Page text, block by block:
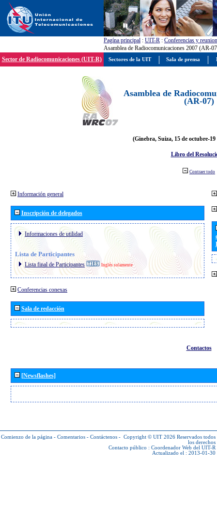
Pagína principal : UIT-R : Conferencias y
Asamblea de Radiocomunicaciones 2007 (AR-
Sector de Radiocomunicaciones (UIT-R)
Asamblea de
(AR-07)
(Ginebra, Suiza, 15 de octubre-19
Libro del
Contraer todo
Información general
Inscripción de delegados
Informaciones de utilidad
Lista de Participantes
Lista final de Participantes Inglés solamente
Conferencias conexas
Sala de redacción
Contactos
[Newsflashes]
Comienzo de la página - Comentarios - Contáctenos - Copyright © UIT 2026 Reservados todos
los derechos
Contacto público : Coordenador Web del UIT-R
Actualizado el : 2013-01-30
Sectores de la UIT Sala de prensa